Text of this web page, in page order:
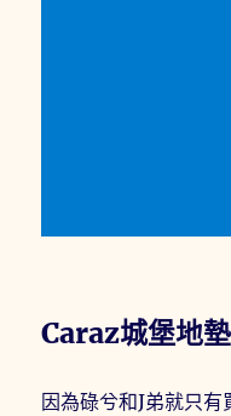
Caraz城堡地
因為碌兮和J弟就只